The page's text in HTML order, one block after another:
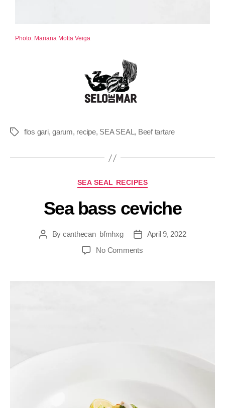
Photo: Mariana Motta Veiga
flos gari,garum, recipe, SEA SEAL , Beef tartare
SEA SEAL RECIPES
Sea bass ceviche
By canthecan_bfmhxg
April 9, 2022
No Comments